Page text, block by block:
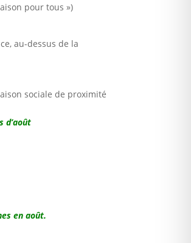
pour tous »)
au-dessus de la
sociale de proximité
d’août
en août.